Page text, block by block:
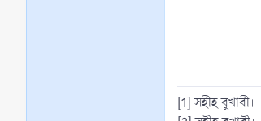
[1] সহীহ বুখারী।